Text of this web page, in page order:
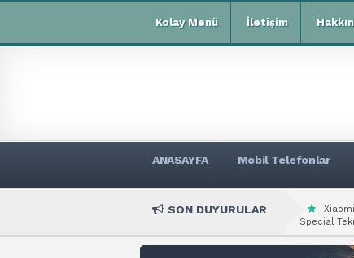
Kolay Menü İletişim
ANASAYFA Mobil Telefonlar
SON DUYURULAR
Special